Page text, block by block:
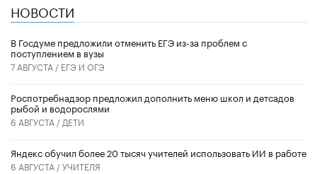
НОВОСТИ
В Госдуме предложили отменить ЕГЭ из-за проблем с
поступлением в вузы
7 АВГУСТА / ЕГЭ И ОГЭ
Роспотребнадзор предложил дополнить меню школ и детсадов
рыбой и водорослями
6 АВГУСТА / ДЕТИ
​Яндекс обучил более 20 тысяч учителей использовать ИИ в работе
6 АВГУСТА /УЧИТЕЛЯ